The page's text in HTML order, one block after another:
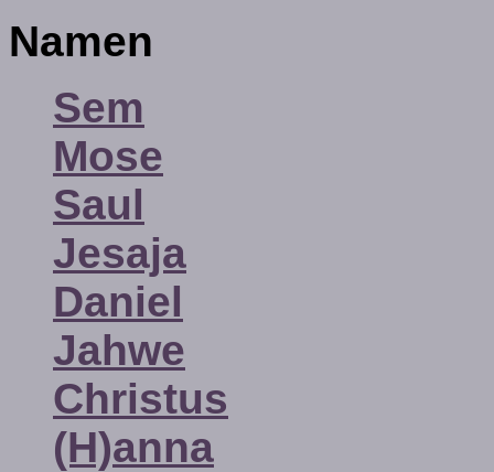
Namen
Sem
Mose
Saul
Jesaja
Daniel
Jahwe
Christus
(H)anna